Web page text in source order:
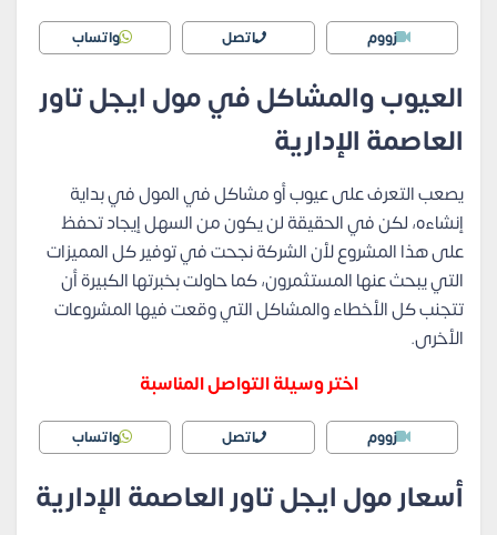
زووم اتصل واتساب
العيوب والمشاكل في مول ايجل تاور
العاصمة الإدارية
يصعب التعرف على عيوب أو مشاكل في المول في بداية
إنشاءه، لكن في الحقيقة لن يكون من السهل إيجاد تحفظ
على هذا المشروع لأن الشركة نجحت في توفير كل المميزات
التي يبحث عنها المستثمرون، كما حاولت بخبرتها الكبيرة أن
تتجنب كل الأخطاء والمشاكل التي وقعت فيها المشروعات
الأخرى.
اختر وسيلة التواصل المناسبة
زووم اتصل واتساب
أسعار مول ايجل تاور العاصمة الإدارية